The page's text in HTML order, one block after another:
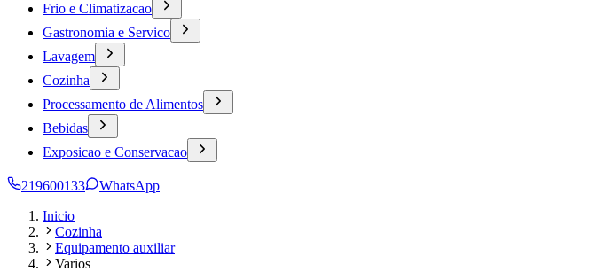
Frio e Climatizacao
Gastronomia e Servico
Lavagem
Cozinha
Processamento de Alimentos
Bebidas
Exposicao e Conservacao
219600133
WhatsApp
Inicio
Cozinha
Equipamento auxiliar
Varios